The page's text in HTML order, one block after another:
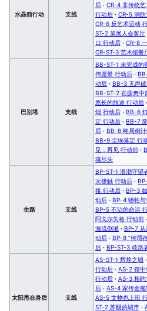
水晶箭行动 支线
后 · CR-4 非传统
行动后 · CR-5 消
CR-6 反艺术运动
ST-2 策展人会客厅
口 行动后 · CR-8
CR-ST-3 艺术馆餐
巴别塔 支线
BB-ST-1 未完成的
伟愿景 行动后 ·
动后 · BB-3 无声
BB-ST-2 在疲惫中
悠长的旅途 行动后 ·
烟 行动后 · BB-6
定 行动后 · BB-7
后 · BB-8 终局倒
BB-9 尘埃落定 行
见，再见 行动前 ·
魂尽头
生路 支线
BP-ST-1 浪潮守望
次接触 行动后 ·
接 行动后 · BP-3
动后 · BP-4 牺牲与
BP-5 不治的命运
阿戈尔失格 行动前 ·
海流倒灌 · BP-7 从
动后 · BP-8 “何谓
后 · BP-ST-3 歧路
太阳甩在身后 支线
AS-ST-1 辉煌之城 ·
行动后 · AS-2 馆中
行动后 · AS-3 相约
后 · AS-4 家传金拖
AS-5 文物也上班
ST-2 苏醒的城市 ·